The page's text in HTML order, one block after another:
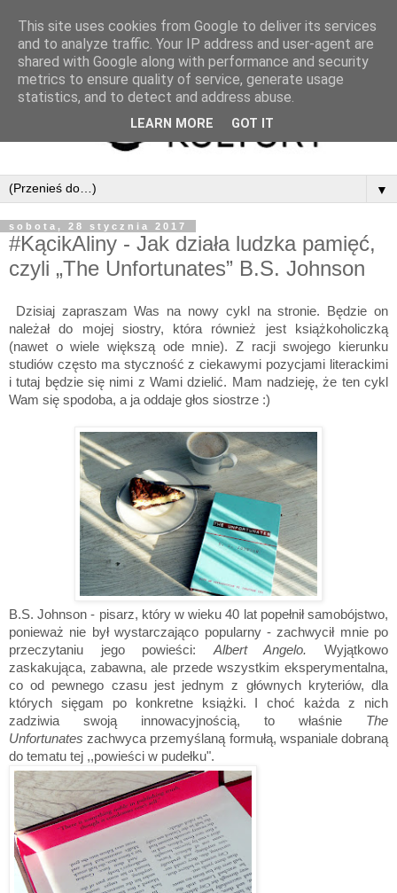
▼
sobota, 28 stycznia 2017
#KącikAliny - Jak działa ludzka pamięć,
czyli „The Unfortunates” B.S. Johnson
Dzisiaj zapraszam Was na nowy cykl na stronie. Będzie on
należał do mojej siostry, która również jest książkoholiczką
(nawet o wiele większą ode mnie). Z racji swojego kierunku
studiów często ma styczność z ciekawymi pozycjami literackimi
i tutaj będzie się nimi z Wami dzielić. Mam nadzieję, że ten cykl
Wam się spodoba, a ja oddaje głos siostrze :)
B.S. Johnson - pisarz, który w wieku 40 lat popełnił samobójstwo,
ponieważ nie był wystarczająco popularny - zachwycił mnie po
przeczytaniu jego powieści: Albert Angelo.Wyjątkowo
zaskakująca, zabawna, ale przede wszystkim eksperymentalna,
co od pewnego czasu jest jednym z głównych kryteriów, dla
których sięgam po konkretne książki. I choć każda z nich
zadziwia swoją innowacyjnością, to właśnie The
Unfortunateszachwyca przemyślaną formułą, wspaniale dobraną
do tematu tej ,,powieści w pudełku".
This site uses cookies from Google to deliver its services
and to analyze traffic. Your IP address and user-agent are
shared with Google along with performance and security
metrics to ensure quality of service, generate usage
statistics, and to detect and address abuse.
LEARN MORE GOT IT